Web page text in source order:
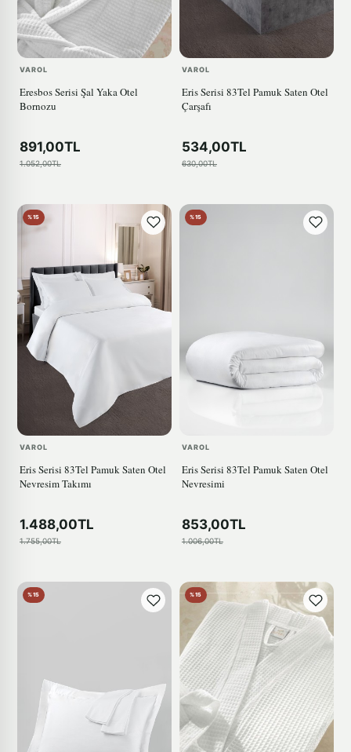
VAROL
Eresbos Serisi Şal Yaka Otel
Bornozu
891,00TL
1.052,00TL
VAROL
Eris Serisi 83Tel Pamuk Saten Otel
Çarşafı
534,00TL
630,00TL
%15
VAROL
Eris Serisi 83Tel Pamuk Saten Otel
Nevresim Takımı
1.488,00TL
1.755,00TL
%15
VAROL
Eris Serisi 83Tel Pamuk Saten Otel
Nevresimi
853,00TL
1.006,00TL
%15 %15